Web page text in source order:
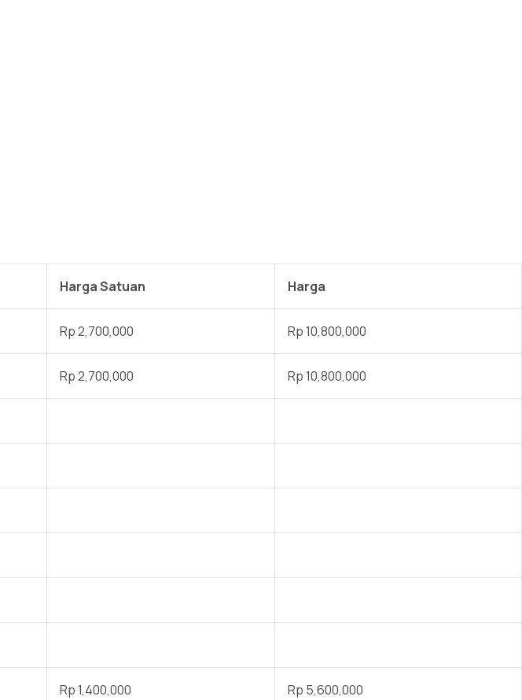
Harga Satuan Harga
Rp 2,700,000 Rp 10,800,000
Rp 2,700,000 Rp 10,800,000
Rp 1,400,000 Rp 5,600,000